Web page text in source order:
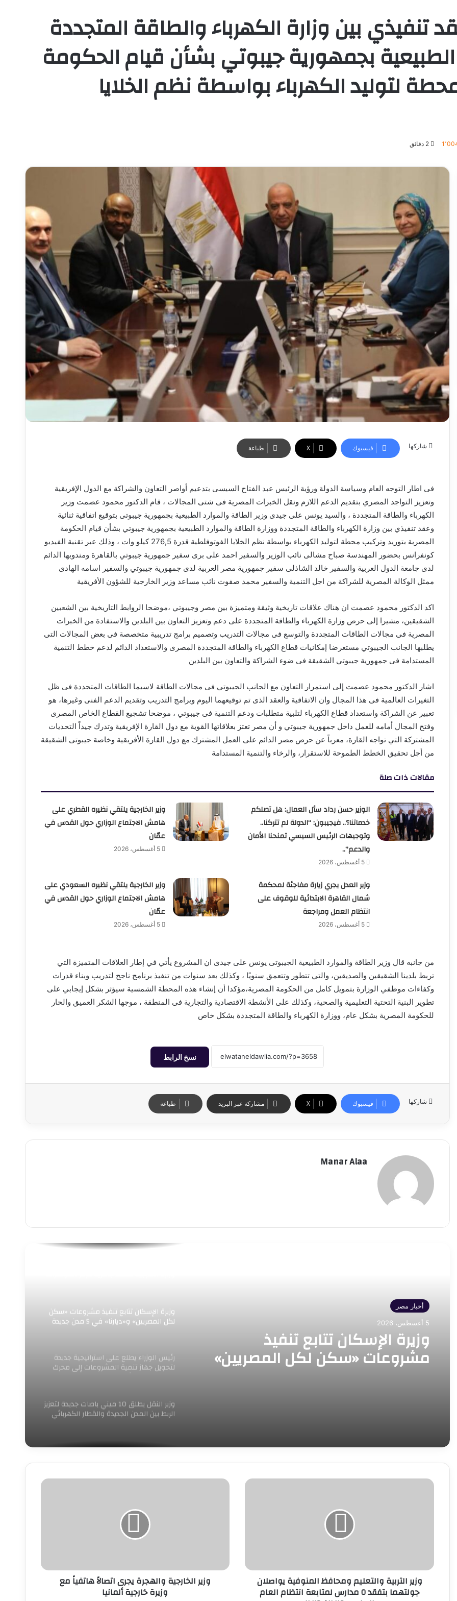
تنفيذي بين وزارة الكهرباء والطاقة المتجددة
الطبيعية بجمهورية جيبوتي بشأن قيام الحكومة
لتوليد الكهرباء بواسطة نظم الخلايا
شاركها فيسبوك ‫X طباعة
فى اطار التوجه العام وسياسة الدولة ورؤية الرئيس عبد الفتاح السيسى بتدعيم أواصر التعاون والشراكة مع الدول الإفريقية
وتعزيز التواجد المصري بتقديم الدعم اللازم ونقل الخبرات المصرية فى شتى المجالات ، قام الدكتور محمود عصمت وزير
الكهرباء والطاقة المتجددة ، والسيد يونس على جيدى وزير الطاقة والموارد الطبيعية بجمهورية جيبوتى بتوقيع اتفاقية ثنائية
وعقد تنفيذي بين وزارة الكهرباء والطاقة المتجددة ووزارة الطاقة والموارد الطبيعية بجمهورية جيبوتي بشأن قيام الحكومة
المصرية بتوريد وتركيب محطة لتوليد الكهرباء بواسطة نظم الخلايا الفوتوفلطية قدرة 276,5 كيلو وات ، وذلك عبر تقنية الفيديو
كونفرانس بحضور المهندسة صباح مشالى نائب الوزير والسفير احمد على برى سفير جمهورية جيبوتي بالقاهرة ومندوبها الدائم
لدى جامعة الدول العربية والسفير خالد الشاذلى سفير جمهورية مصر العربية لدى جمهورية جيبوتي والسفير اسامه الهادى
ممثل الوكالة المصرية للشراكة من اجل التنمية والسفير محمد صفوت نائب مساعد وزير الخارجية للشؤون الأفريقية
اكد الدكتور محمود عصمت ان هناك علاقات تاريخية وثيقة ومتميزة بين مصر وجيبوتي ،موضحا الروابط التاريخية بين الشعبين
الشقيقين، مشيرا إلى حرص وزارة الكهرباء والطاقة المتجددة على دعم وتعزيز التعاون بين البلدين والاستفادة من الخبرات
المصرية فى مجالات الطاقات المتجددة والتوسع فى مجالات التدريب وتصميم برامج تدريبية متخصصة فى بعض المجالات التى
يطلبها الجانب الجيبوتي مستعرضا إمكانيات قطاع الكهرباء والطاقة المتجددة المصرى والاستعداد الدائم لدعم خطط التنمية
المستدامة فى جمهورية جيبوتي الشقيقة فى ضوء الشراكة والتعاون بين البلدين
اشار الدكتور محمود عصمت إلى استمرار التعاون مع الجانب الجيبوتي فى مجالات الطاقة لاسيما الطاقات المتجددة فى ظل
التغيرات العالمية فى هذا المجال وان الاتفاقية والعقد الذى تم توقيعهما اليوم وبرامج التدريب وتقديم الدعم الفنى وغيرها، هو
تعبير عن الشراكة واستعداد قطاع الكهرباء لتلبية متطلبات ودعم التنمية فى جيبوتي ، موضحا تشجيع القطاع الخاص المصرى
وفتح المجال أمامه للعمل داخل جمهورية جيبوتي و أن مصر تعتز بعلاقاتها القوية مع دول القارة الإفريقية وتدرك جيداً التحديات
المشتركة التي تواجه القارة، معرباً عن حرص مصر الدائم على العمل المشترك مع دول القارة الأفريقية وخاصة جيبوتى الشقيقة
من أجل تحقيق الخطط الطموحة للاستقرار، والرخاء والتنمية المستدامة
مقالات ذات صلة
الوزير حسن رداد سأل العمال: هل تصلكم
خدماتنا؟.. فيجيبون: “الدولة لم تتركنا..
وتوجيهات الرئيس السيسي تمنحنا الأمان
والدعم”..
5 أغسطس، 2026
وزير الخارجية يلتقي نظيره القطري على
هامش الاجتماع الوزاري حول القدس في
عمّان
5 أغسطس، 2026
وزير العدل يجري زيارة مفاجئة لمحكمة
شمال القاهرة الابتدائية للوقوف على
انتظام العمل ومراجعة
5 أغسطس، 2026
وزير الخارجية يلتقي نظيره السعودي على
هامش الاجتماع الوزاري حول القدس في
عمّان
5 أغسطس، 2026
من جانبه قال وزير الطاقة والموارد الطبيعية الجيبوتى يونس على جيدى ان المشروع يأتي في إطار العلاقات المتميزة التي
تربط بلدينا الشقيقين والصديقين، والتي تتطور وتتعمق سنويًا ، وكذلك بعد سنوات من تنفيذ برنامج ناجح لتدريب وبناء قدرات
وكفاءات موظفي الوزارة بتمويل كامل من الحكومة المصرية،مؤكدا أن إنشاء هذه المحطة الشمسية سيؤثر بشكل إيجابي على
تطوير البنية التحتية التعليمية والصحية، وكذلك على الأنشطة الاقتصادية والتجارية فى المنطقة ، موجها الشكر العميق والحار
للحكومة المصرية بشكل عام، ووزارة الكهرباء والطاقة المتجددة بشكل خاص
نسخ الرابط
شاركها فيسبوك ‫X مشاركة عبر البريد طباعة
Manar Alaa
أخبار مصر
5 أغسطس، 2026
وزيرة الإسكان تتابع تنفيذ
مشروعات «سكن لكل المصريين»
و«ديارنا» في 5 مدن جديدة
وزيرة الإسكان تتابع تنفيذ مشروعات «سكن
لكل المصريين» و«ديارنا» في 5 مدن جديدة
رئيس الوزراء يطلع على استراتيجية جديدة
لتحويل جهاز تنمية المشروعات إلى محرك
للنمو وريادة الأعمال
وزير النقل يطلق 10 ميني باصات جديدة لتعزيز
الربط بين المدن الجديدة والقطار الكهربائي
وزير
٥
مدارس
لمتابعة
وزير التربية والتعليم ومحافظ المنوفية يواصلان
جولتهما بتفقد ٥ مدارس لمتابعة انتظام العام
وزير
خارجية
وزير الخارجية والهجرة يجرى اتصالاً هاتفياً مع
وزيرة خارجية ألمانيا